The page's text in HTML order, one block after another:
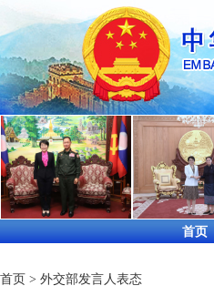
首页
首页 > 外交部发言人表态